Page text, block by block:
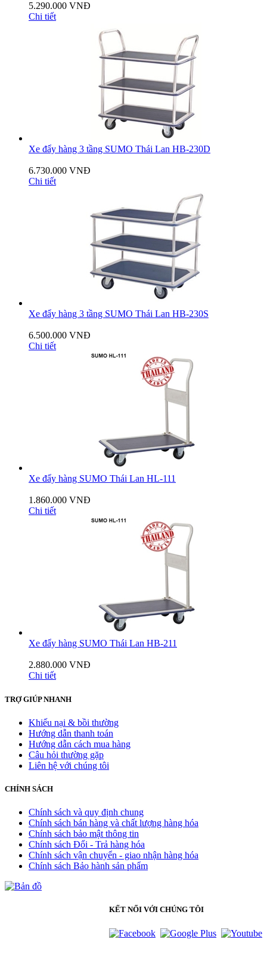
5.290.000 VNĐ
Chi tiết
Xe đẩy hàng 3 tầng SUMO Thái Lan HB-230D
6.730.000 VNĐ
Chi tiết
Xe đẩy hàng 3 tầng SUMO Thái Lan HB-230S
6.500.000 VNĐ
Chi tiết
Xe đẩy hàng SUMO Thái Lan HL-111
1.860.000 VNĐ
Chi tiết
Xe đẩy hàng SUMO Thái Lan HB-211
2.880.000 VNĐ
Chi tiết
TRỢ GIÚP NHANH
Khiếu nại & bồi thường
Hướng dẫn thanh toán
Hướng dẫn cách mua hàng
Câu hỏi thường gặp
Liên hệ với chúng tôi
CHÍNH SÁCH
Chính sách và quy định chung
Chính sách bán hàng và chất lượng hàng hóa
Chính sách bảo mật thông tin
Chính sách Đổi - Trả hàng hóa
Chính sách vận chuyển - giao nhận hàng hóa
Chính sách Bảo hành sản phẩm
KẾT NỐI VỚI CHÚNG TÔI